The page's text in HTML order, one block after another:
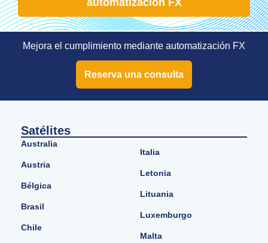
automatización FX
Mejora el cumplimiento mediante automatización FX
Reserva una consulta
Satélites
Australia
Austria
Bélgica
Brasil
Chile
Italia
Letonia
Lituania
Luxemburgo
Malta